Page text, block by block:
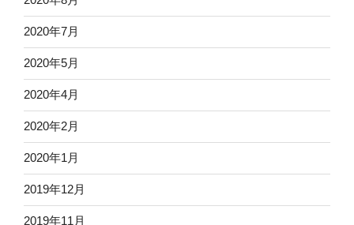
2020年7月
2020年5月
2020年4月
2020年2月
2020年1月
2019年12月
2019年11月